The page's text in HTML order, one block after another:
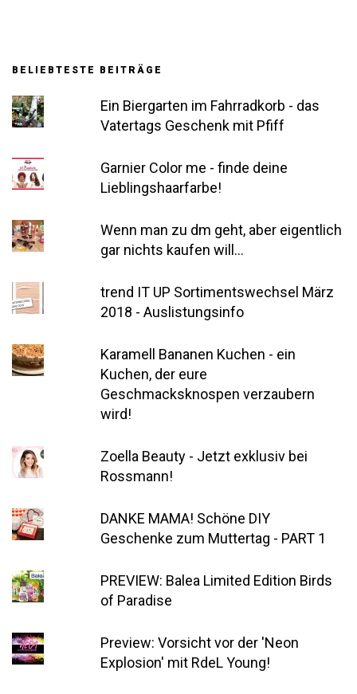
BELIEBTESTE BEITRÄGE
Ein Biergarten im Fahrradkorb - das
Vatertags Geschenk mit Pfiff
Garnier Color me - finde deine
Lieblingshaarfarbe!
Wenn man zu dm geht, aber eigentlich
gar nichts kaufen will...
trend IT UP Sortimentswechsel März
2018 - Auslistungsinfo
Karamell Bananen Kuchen - ein
Kuchen, der eure
Geschmacksknospen verzaubern
wird!
Zoella Beauty - Jetzt exklusiv bei
Rossmann!
DANKE MAMA! Schöne DIY
Geschenke zum Muttertag - PART 1
PREVIEW: Balea Limited Edition Birds
of Paradise
Preview: Vorsicht vor der 'Neon
Explosion' mit RdeL Young!